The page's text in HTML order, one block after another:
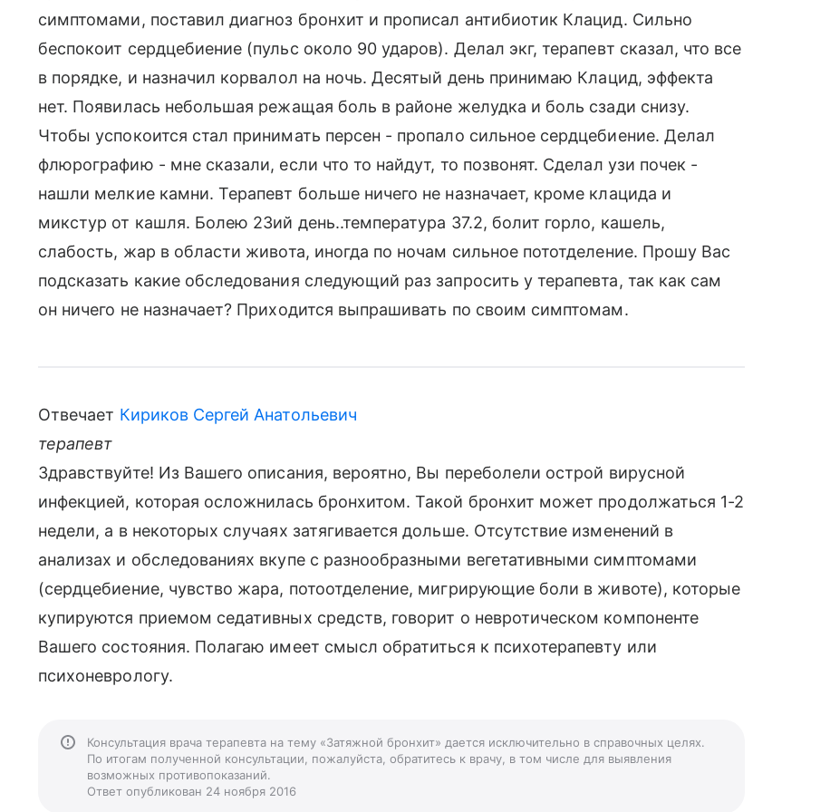
симптомами, поставил диагноз бронхит и прописал антибиотик Клацид. Сильно
беспокоит сердцебиение (пульс около 90 ударов). Делал экг, терапевт сказал, что все
в порядке, и назначил корвалол на ночь. Десятый день принимаю Клацид, эффекта
нет. Появилась небольшая режащая боль в районе желудка и боль сзади снизу.
Чтобы успокоится стал принимать персен - пропало сильное сердцебиение. Делал
флюрографию - мне сказали, если что то найдут, то позвонят. Сделал узи почек -
нашли мелкие камни. Терапевт больше ничего не назначает, кроме клацида и
микстур от кашля. Болею 23ий день..температура 37.2, болит горло, кашель,
слабость, жар в области живота, иногда по ночам сильное пототделение. Прошу Вас
подсказать какие обследования следующий раз запросить у терапевта, так как сам
он ничего не назначает? Приходится выпрашивать по своим симптомам.
Отвечает Кириков Сергей Анатольевич
терапевт
Здравствуйте! Из Вашего описания, вероятно, Вы переболели острой вирусной
инфекцией, которая осложнилась бронхитом. Такой бронхит может продолжаться 1-2
недели, а в некоторых случаях затягивается дольше. Отсутствие изменений в
анализах и обследованиях вкупе с разнообразными вегетативными симптомами
(сердцебиение, чувство жара, потоотделение, мигрирующие боли в животе), которые
купируются приемом седативных средств, говорит о невротическом компоненте
Вашего состояния. Полагаю имеет смысл обратиться к психотерапевту или
психоневрологу.
Консультация врача терапевта на тему «Затяжной бронхит» дается исключительно в справочных целях.
По итогам полученной консультации, пожалуйста, обратитесь к врачу, в том числе для выявления
возможных противопоказаний.
Ответ опубликован 24 ноября 2016